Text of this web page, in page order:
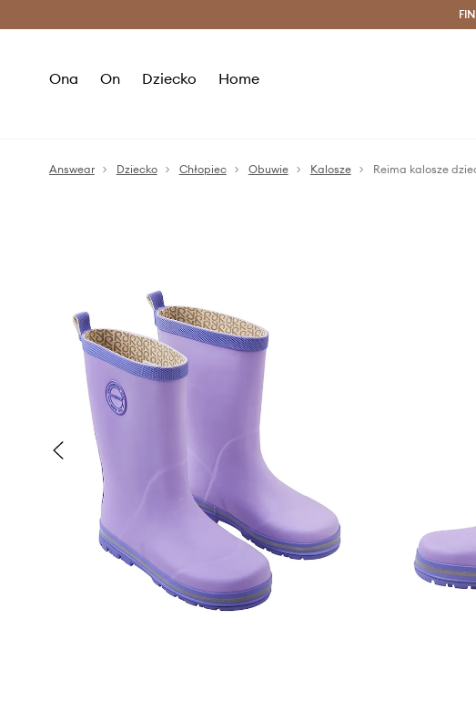
Oszczędzaj
Ona On Dziecko Home
Answear Dziecko Chłopiec Obuwie Kalosze Reima kalosze